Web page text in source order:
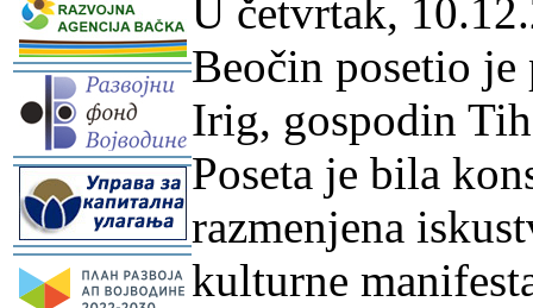
-
-
-
U četvrtak,
Beočin posetio je
Irig, gospodin
Poseta je bila
razmenjena
kulturne